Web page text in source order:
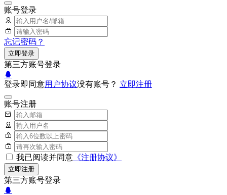
账号登录
忘记密码？
立即登录
第三方账号登录
登录即同意用户协议没有账号？ 立即注册
账号注册
我已阅读并同意 《注册协议》
立即注册
第三方账号登录